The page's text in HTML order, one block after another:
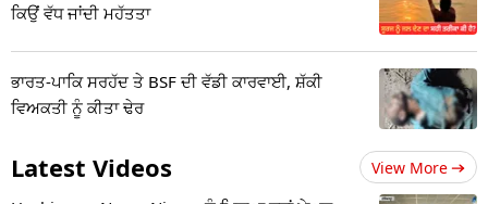
ਕਿਉਂ ਵੱਧ ਜਾਂਦੀ ਮਹੱਤਤਾ
ਭਾਰਤ-ਪਾਕਿ ਸਰਹੱਦ ਤੇ BSF ਦੀ ਵੱਡੀ ਕਾਰਵਾਈ, ਸ਼ੱਕੀ
ਵਿਅਕਤੀ ਨੂੰ ਕੀਤਾ ਢੇਰ
Latest Videos View More